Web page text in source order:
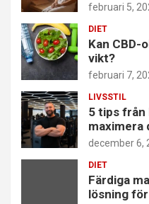
februari 5,
DIET
Kan CBD-
vikt?
februari 7,
LIVSSTIL
5 tips från
maximera
december 6,
DIET
Färdiga
lösning